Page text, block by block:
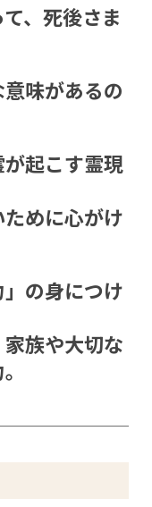
、死後さま
味があるの
起こす霊現
めに心がけ
の身につけ
族や大切な